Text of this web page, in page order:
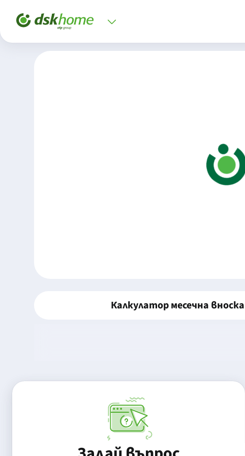
Калкулатор месечна вноска